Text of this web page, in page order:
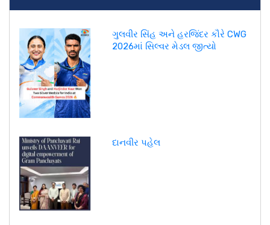
ગુલવીર સિંહ અને હરજિંદર કૌરે CWG
2026માં સિલ્વર મેડલ જીત્યો
દાનવીર પહેલ